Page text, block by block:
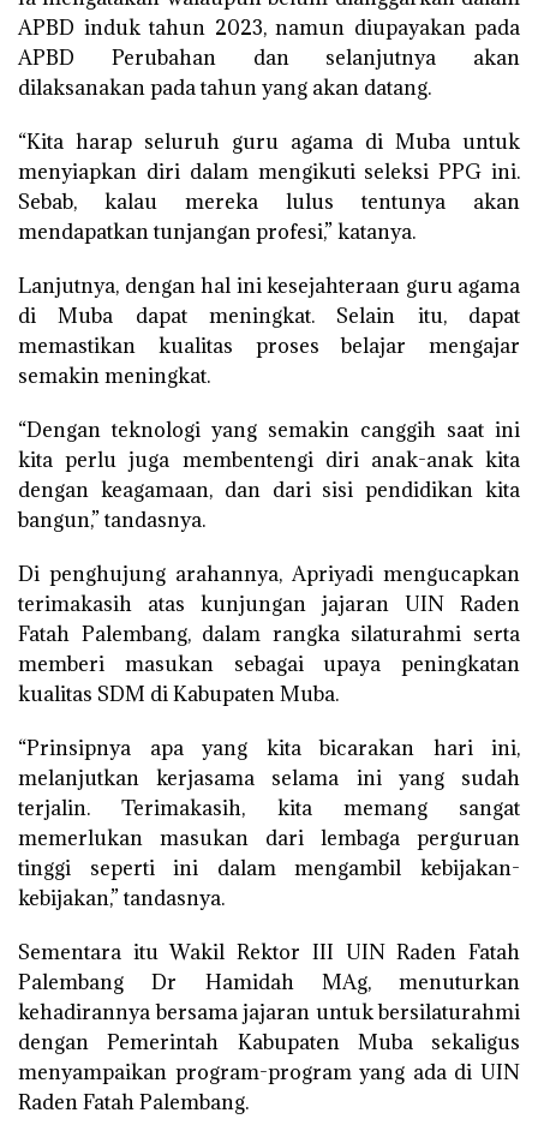
APBD induk tahun 2023, namun diupayakan pada
APBD Perubahan dan selanjutnya akan
dilaksanakan pada tahun yang akan datang.
“Kita harap seluruh guru agama di Muba untuk
menyiapkan diri dalam mengikuti seleksi PPG ini.
Sebab, kalau mereka lulus tentunya akan
mendapatkan tunjangan profesi,” katanya.
Lanjutnya, dengan hal ini kesejahteraan guru agama
di Muba dapat meningkat. Selain itu, dapat
memastikan kualitas proses belajar mengajar
semakin meningkat.
“Dengan teknologi yang semakin canggih saat ini
kita perlu juga membentengi diri anak-anak kita
dengan keagamaan, dan dari sisi pendidikan kita
bangun,” tandasnya.
Di penghujung arahannya, Apriyadi mengucapkan
terimakasih atas kunjungan jajaran UIN Raden
Fatah Palembang, dalam rangka silaturahmi serta
memberi masukan sebagai upaya peningkatan
kualitas SDM di Kabupaten Muba.
“Prinsipnya apa yang kita bicarakan hari ini,
melanjutkan kerjasama selama ini yang sudah
terjalin. Terimakasih, kita memang sangat
memerlukan masukan dari lembaga perguruan
tinggi seperti ini dalam mengambil kebijakan-
kebijakan,” tandasnya.
Sementara itu Wakil Rektor III UIN Raden Fatah
Palembang Dr Hamidah MAg, menuturkan
kehadirannya bersama jajaran untuk bersilaturahmi
dengan Pemerintah Kabupaten Muba sekaligus
menyampaikan program-program yang ada di UIN
Raden Fatah Palembang.